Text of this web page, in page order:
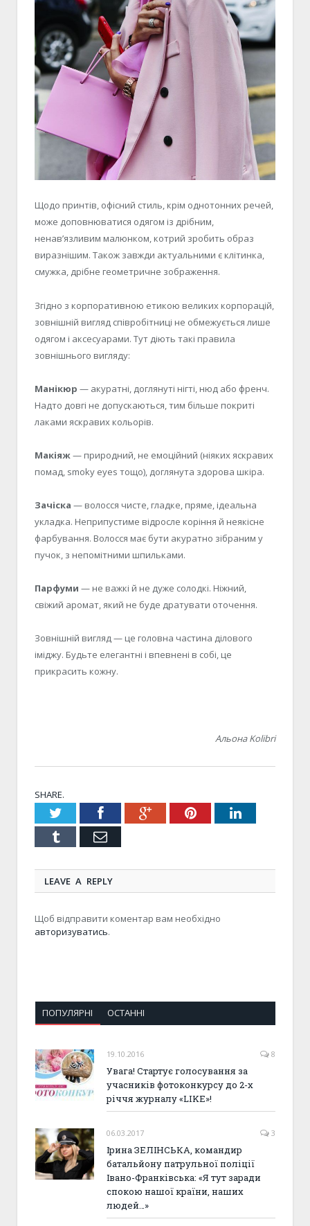
Щодо принтів, офісний стиль, крім однотонних речей,
може доповнюватися одягом із дрібним,
ненав’язливим малюнком, котрий зробить образ
виразнішим. Також завжди актуальними є клітинка,
смужка, дрібне геометричне зображення.
Згідно з корпоративною етикою великих корпорацій,
зовнішній вигляд співробітниці не обмежується лише
одягом і аксесуарами. Тут діють такі правила
зовнішнього вигляду:
Манікюр — акуратні, доглянуті нігті, нюд або френч.
Надто довгі не допускаються, тим більше покриті
лаками яскравих кольорів.
Макіяж— природний, не емоційний (ніяких яскравих
помад, smoky eyes тощо), доглянута здорова шкіра.
Зачіска — волосся чисте, гладке, пряме, ідеальна
укладка. Неприпустиме відросле коріння й неякісне
фарбування. Волосся має бути акуратно зібраним у
пучок, з непомітними шпильками.
Парфуми — не важкі й не дуже солодкі. Ніжний,
свіжий аромат, який не буде дратувати оточення.
Зовнішній вигляд — це головна частина ділового
іміджу. Будьте елегантні і впевнені в собі, це
прикрасить кожну.
Альона Kolibri
SHARE.
TwitterFacebookGoogle+PinterestLinkedIn
Tumblr Email
LEAVE A REPLY
Щоб відправити коментар вам необхідно
авторизуватись.
ПОПУЛЯРНІ ОСТАННІ
19.10.2016 8
Увага! Стартує голосування за
учасників фотоконкурсу до 2-х
річчя журналу «LIKE»!
06.03.2017 3
Ірина ЗЕЛІНСЬКА, командир
батальйону патрульної поліції
Івано-Франківська: «Я тут заради
спокою нашої країни, наших
людей…»